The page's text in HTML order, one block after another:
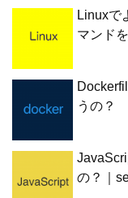
Linuxで
マンド
うの？
の？｜